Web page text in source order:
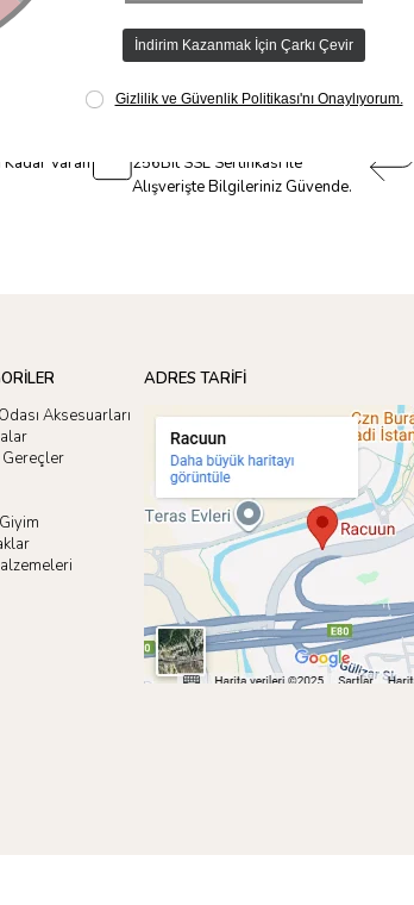
Varan
256Bit SSL Sertifikası ile
Alışverişte Bilgileriniz Güvende.
Aksesuarları
ADRES TARİFİ